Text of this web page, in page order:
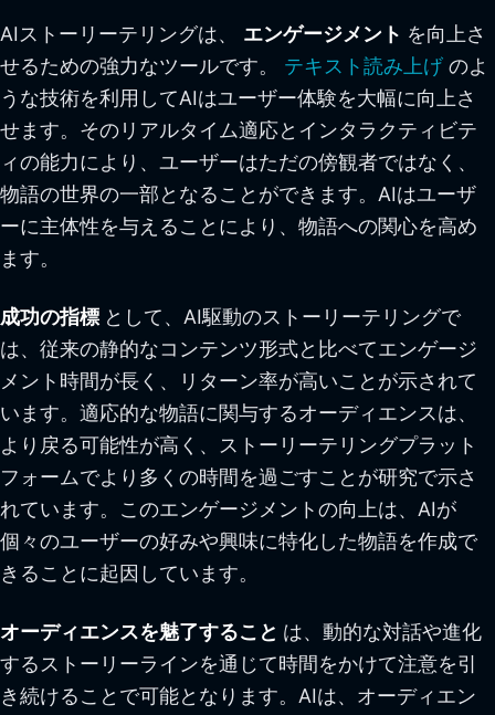
AIストーリーテリングは、 エンゲージメント を向上さ
せるための強力なツールです。 テキスト読み上げ のよ
うな技術を利用してAIはユーザー体験を大幅に向上さ
せます。そのリアルタイム適応とインタラクティビテ
ィの能力により、ユーザーはただの傍観者ではなく、
物語の世界の一部となることができます。AIはユーザ
ーに主体性を与えることにより、物語への関心を高め
ます。
成功の指標 として、AI駆動のストーリーテリングで
は、従来の静的なコンテンツ形式と比べてエンゲージ
メント時間が長く、リターン率が高いことが示されて
います。適応的な物語に関与するオーディエンスは、
より戻る可能性が高く、ストーリーテリングプラット
フォームでより多くの時間を過ごすことが研究で示さ
れています。このエンゲージメントの向上は、AIが
個々のユーザーの好みや興味に特化した物語を作成で
きることに起因しています。
オーディエンスを魅了すること は、動的な対話や進化
するストーリーラインを通じて時間をかけて注意を引
き続けることで可能となります。AIは、オーディエン